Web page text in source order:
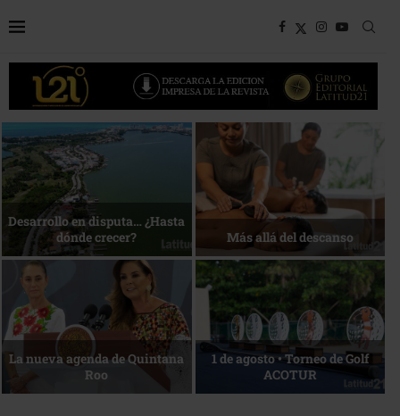
Bottega, un viaje servido a la
mesa
Energía que Impulsa la
competitividad
Reconocimiento de viajeros La esencia del servicio